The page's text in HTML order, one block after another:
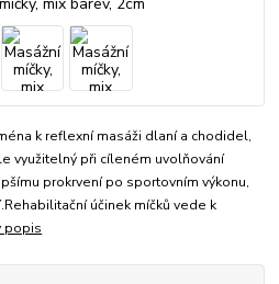
k reflexní masáži dlaní a chodidel,
využitelný při cíleném uvolňování
prokrvení po sportovním výkonu,
účinek míčků vede k
popis